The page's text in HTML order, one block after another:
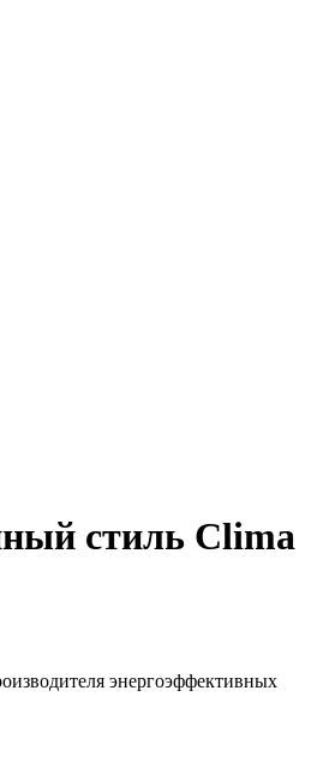
стиль Clima
энергоэффективных